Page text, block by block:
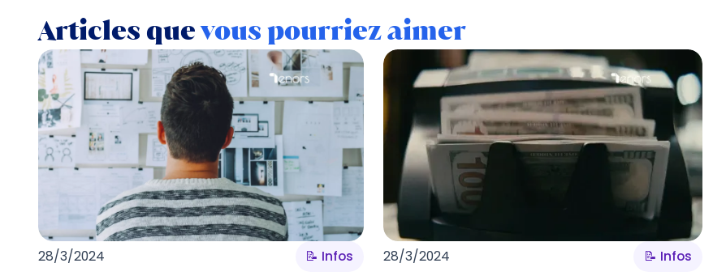
Articles quevous pourriez aimer
28/3/2024 📝 Infos 28/3/2024 📝 Infos